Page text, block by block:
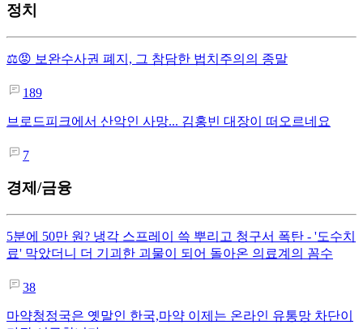
정치
⚖️😡 보완수사권 폐지, 그 참담한 법치주의의 종말
189
브로드피크에서 산악인 사망... 김홍빈 대장이 떠오르네요
7
경제/금융
5분에 50만 원? 냉각 스프레이 쓱 뿌리고 청구서 폭탄 - '도수치
료' 막았더니 더 기괴한 괴물이 되어 돌아온 의료계의 꼼수
38
마약청정국은 옛말인 한국,마약 이제는 온라인 유통망 차단이